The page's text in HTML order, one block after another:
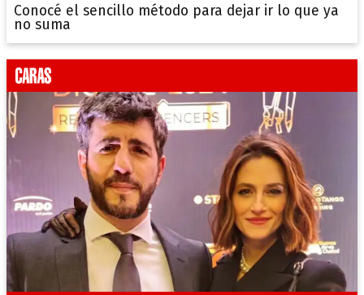
Conocé el sencillo método para dejar ir lo que ya
no suma